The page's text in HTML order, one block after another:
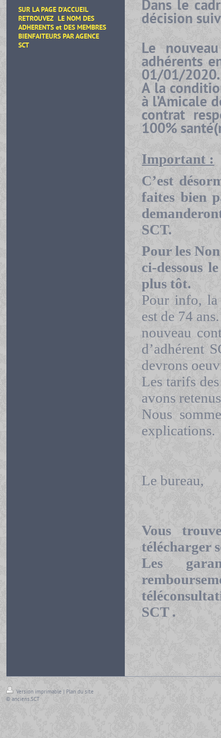
SUR LA PAGE D'ACCUEIL
RETROUVEZ LE NOM DES
ADHERENTS et DES MEMBRES
BIENFAITEURS PAR AGENCE
SCT
Dans le
décision
Le
adhérents
01/01/2020.
A la
à l’Amicale
contrat
100%
Important :
C’est
faites bien
SCT.
Pour les
ci-dessous
plus tôt.
Pour info, la
est de 74
nouveau
d’adhérent
devrons
Les tarifs
avons
Nous
explications.
Le bureau,
Vous
télécharger
Les
SCT .
Version imprimable | Plan du site
© anciens.SCT